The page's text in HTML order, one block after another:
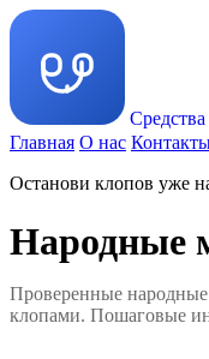
Главная О нас
Останови клопов уже
Народные
Проверенные
клопами. Пошаговые